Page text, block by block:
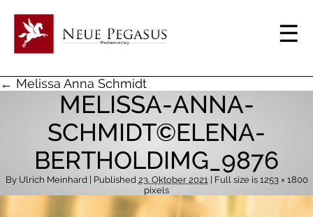
← Melissa Anna Schmidt
MELISSA-ANNA-
SCHMIDT©ELENA-
BERTHOLDIMG_9876
By Ulrich Meinhard| Published 23. Oktober 2021| Full size is 1253 × 1800
pixels